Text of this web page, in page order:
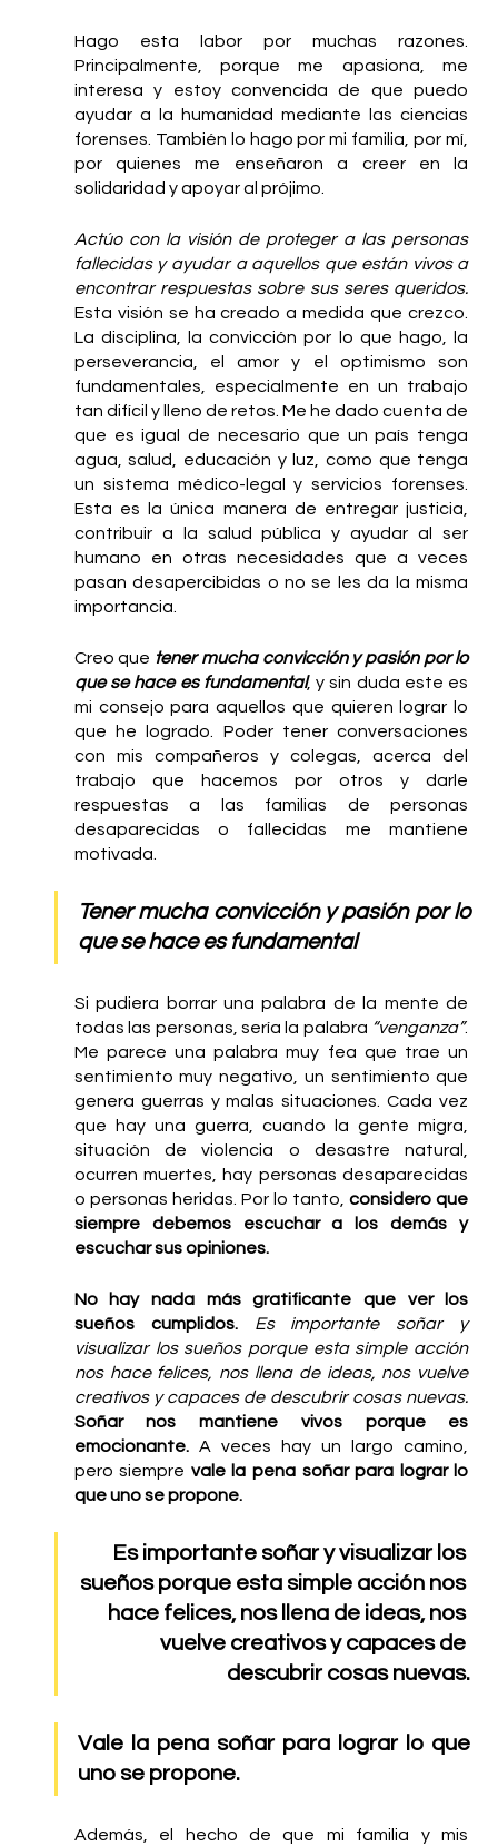
Hago esta labor por muchas razones.
Principalmente, porque me apasiona, me
interesa y estoy convencida de que puedo
ayudar a la humanidad mediante las ciencias
forenses. También lo hago por mi familia, por mí,
por quienes me enseñaron a creer en la
solidaridad y apoyar al prójimo.
Actúo con la visión de proteger a las personas
fallecidas y ayudar a aquellos que están vivos a
encontrar respuestas sobre sus seres queridos.
Esta visión se ha creado a medida que crezco.
La disciplina, la convicción por lo que hago, la
perseverancia, el amor y el optimismo son
fundamentales, especialmente en un trabajo
tan difícil y lleno de retos. Me he dado cuenta de
que es igual de necesario que un país tenga
agua, salud, educación y luz, como que tenga
un sistema médico-legal y servicios forenses.
Esta es la única manera de entregar justicia,
contribuir a la salud pública y ayudar al ser
humano en otras necesidades que a veces
pasan desapercibidas o no se les da la misma
importancia.
Creo que tener mucha convicción y pasión por lo
que se hace es fundamental, y sin duda este es
mi consejo para aquellos que quieren lograr lo
que he logrado. Poder tener conversaciones
con mis compañeros y colegas, acerca del
trabajo que hacemos por otros y darle
respuestas a las familias de personas
desaparecidas o fallecidas me mantiene
motivada.
Tener mucha convicción y pasión por lo
que se hace es fundamental
Si pudiera borrar una palabra de la mente de
todas las personas, sería la palabra “venganza”.
Me parece una palabra muy fea que trae un
sentimiento muy negativo, un sentimiento que
genera guerras y malas situaciones. Cada vez
que hay una guerra, cuando la gente migra,
situación de violencia o desastre natural,
ocurren muertes, hay personas desaparecidas
o personas heridas. Por lo tanto, considero que
siempre debemos escuchar a los demás y
escuchar sus opiniones.
No hay nada más gratificante que ver los
sueños cumplidos.
Es importante soñar y
visualizar los sueños porque esta simple acción
nos hace felices, nos llena de ideas, nos vuelve
Soñar nos mantiene vivos porque es
emocionante. A veces hay un largo camino,
pero siempre vale la pena soñar para lograr lo
que uno se propone.
Es importante soñar y visualizar los
sueños porque esta simple acción nos
hace felices, nos llena de ideas, nos
vuelve creativos y capaces de
descubrir cosas nuevas.
Vale la pena soñar para lograr lo que
uno se propone.
Además, el hecho de que mi familia y mis